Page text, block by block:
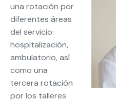
una rotación por
diferentes áreas
del servicio:
hospitalización,
ambulatorio, así
como una
tercera rotación
por los talleres